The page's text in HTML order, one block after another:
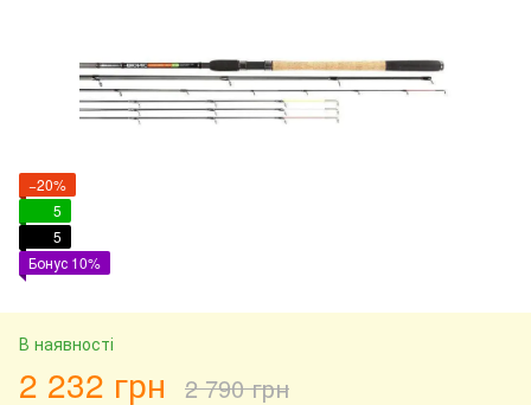
−20%
5
5
Бонус 10%
В наявності
2 232 грн 2 790 грн